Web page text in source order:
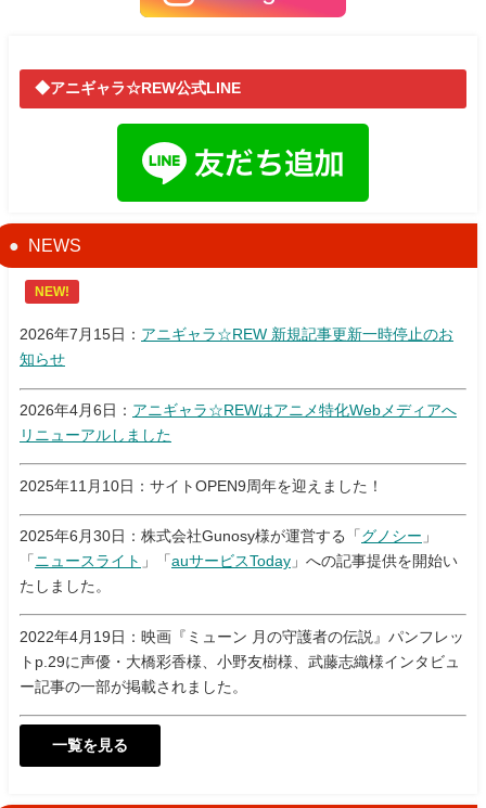
◆アニギャラ☆REW公式LINE
NEWS
NEW!
2026年7月15日： アニギャラ☆REW 新規記事更新一時停止のお
知らせ
2026年4月6日： アニギャラ☆REWはアニメ特化Webメディアへ
リニューアルしました
2025年11月10日：サイトOPEN9周年を迎えました！
2025年6月30日：株式会社Gunosy様が運営する「 グノシー 」
「 ニュースライト 」「 auサービスToday 」への記事提供を開始い
たしました。
2022年4月19日：映画『ミューン 月の守護者の伝説』パンフレッ
トp.29に声優・大橋彩香様、小野友樹様、武藤志織様インタビュ
ー記事の一部が掲載されました。
一覧を見る